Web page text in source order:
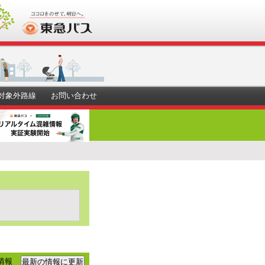
お問い合わせ
象外路線
報